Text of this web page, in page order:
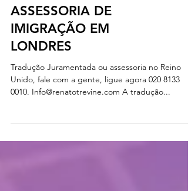
ASSESSORIA DE
IMIGRAÇÃO EM
LONDRES
Tradução Juramentada ou assessoria no Reino
Unido, fale com a gente, ligue agora 020 8133